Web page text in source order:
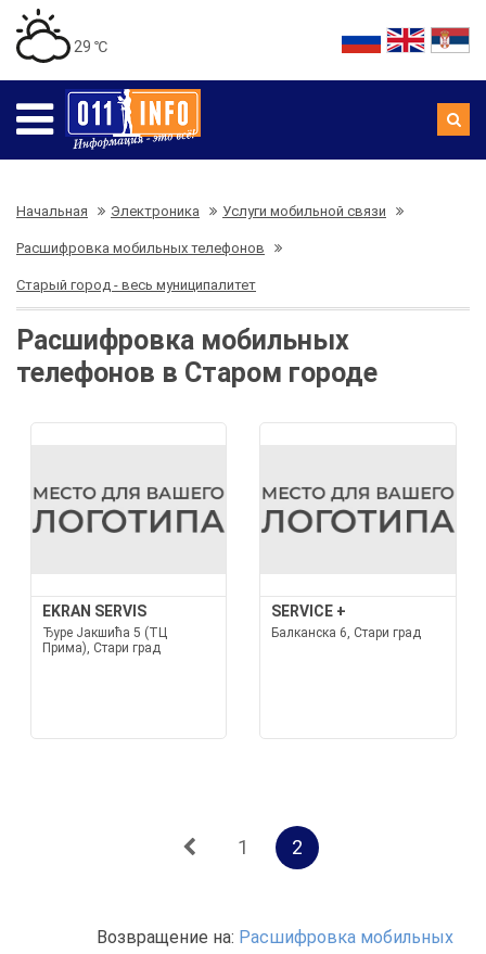
29 ℃
Начальная Электроника Услуги мобильной связи
Расшифровка мобильных телефонов
Старый город - весь муниципалитет
Расшифровка мобильных
телефонов в Старом городе
EKRAN SERVIS
Ђуре Јакшића 5 (ТЦ
Прима), Стари град
SERVICE +
Балканска 6, Стари град
1 2
Возвращение на: Расшифровка мобильных